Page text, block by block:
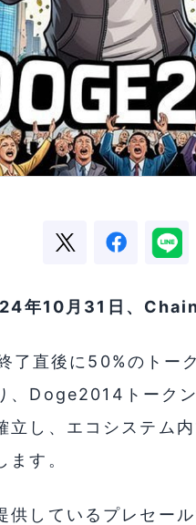
年10月31日、
直後に50%のトー
、Doge2014トーク
立し、エコシステム
す。
供しているプレセー